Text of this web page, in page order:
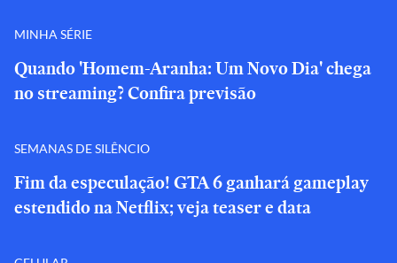
MINHA SÉRIE
Quando 'Homem-Aranha: Um Novo Dia' chega
no streaming? Confira previsão
SEMANAS DE SILÊNCIO
Fim da especulação! GTA 6 ganhará gameplay
estendido na Netflix; veja teaser e data